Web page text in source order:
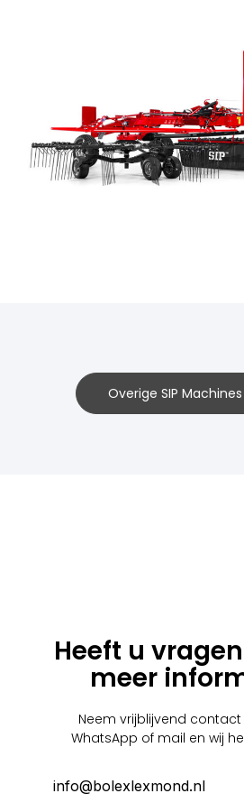
Overige SIP
Heeft u
meer
Neem vrijblijvend
WhatsApp of mail en wij
info@bolexlexmond.nl